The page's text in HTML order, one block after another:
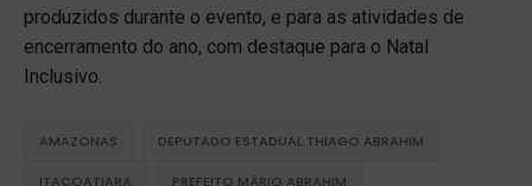
produzidos durante o evento, e para as atividades de
encerramento do ano, com destaque para o Natal
Inclusivo.
AMAZONAS DEPUTADO ESTADUAL THIAGO ABRAHIM
ITACOATIARA PREFEITO MÁRIO ABRAHIM